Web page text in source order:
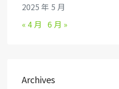
2025 年 5 月
« 4 月 6 月 »
Archives